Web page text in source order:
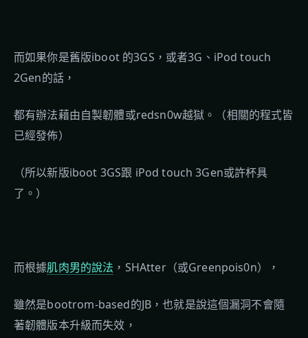
而如果你是舊版iboot 的3GS，或者3G、iPod touch
2Gen的話，
都有辦法藉由自製韌體或redsn0w越獄。（相關的程式皆
已經發佈）
（所以新版iboot 3GS跟 iPod touch 3Gen或許杯具
了。）
而根據肌肉男的說法 ，SHAtter（或Greenpois0n），
雖然是bootrom-based的JB，也就是說這個漏洞不會隨
著韌體版本升級而失效，